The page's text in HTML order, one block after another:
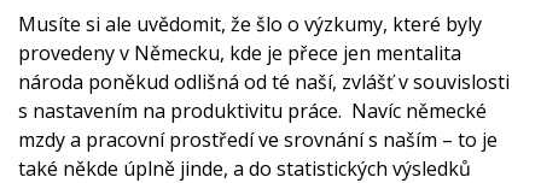
Musíte si ale uvědomit, že šlo o výzkumy, které byly
provedeny v Německu, kde je přece jen mentalita
národa poněkud odlišná od té naší, zvlášť v souvislosti
s nastavením na produktivitu práce. Navíc německé
mzdy a pracovní prostředí ve srovnání s naším – to je
také někde úplně jinde, a do statistických výsledků